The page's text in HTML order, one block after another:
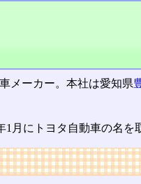
メーカー。本社は愛知県
月にトヨタ自動車の名を